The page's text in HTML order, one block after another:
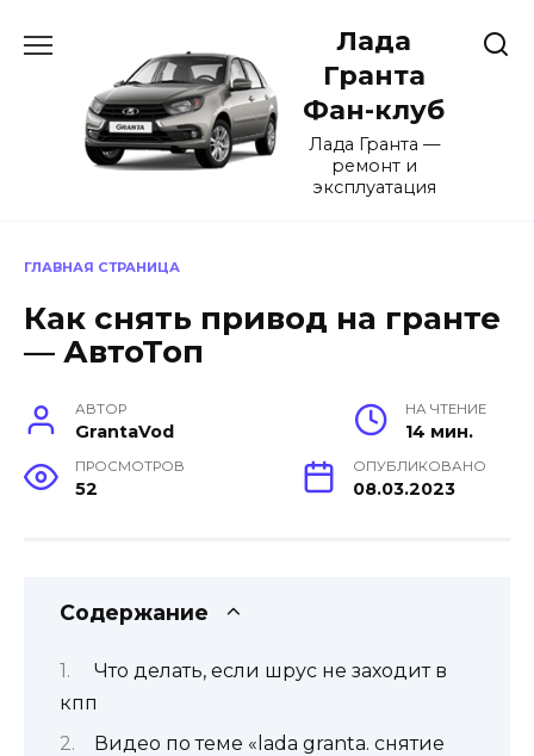
содержанию
Лада
Гранта
Фан-клуб
Лада Гранта —
ремонт и
эксплуатация
ГЛАВНАЯ СТРАНИЦА
Как снять привод на гранте
— АвтоТоп
АВТОР
GrantaVod
НА ЧТЕНИЕ
14 мин.
ПРОСМОТРОВ
52
ОПУБЛИКОВАНО
08.03.2023
Содержание
Что делать, если шрус не заходит в
кпп
Видео по теме «lada granta. снятие